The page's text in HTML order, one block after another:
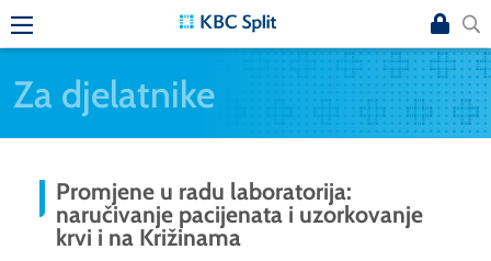
Za djelatnike
Promjene u radu laboratorija:
naručivanje pacijenata i uzorkovanje
krvi i na Križinama